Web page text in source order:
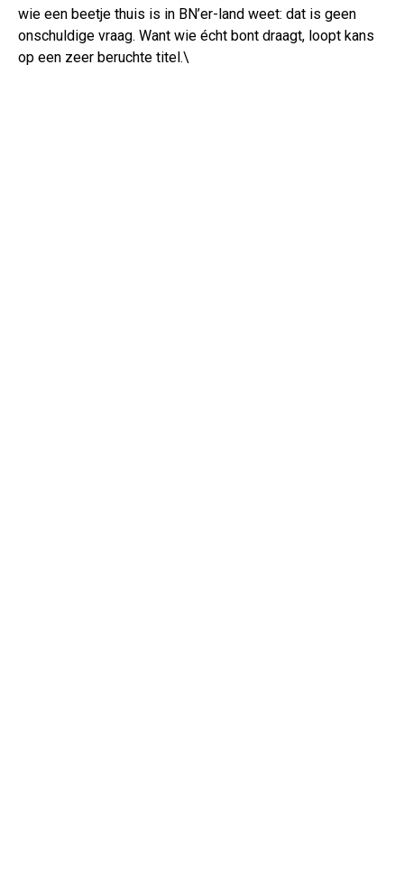
wie een beetje thuis is in BN’er-land weet: dat is geen
onschuldige vraag. Want wie écht bont draagt, loopt kans
op een zeer beruchte titel.\